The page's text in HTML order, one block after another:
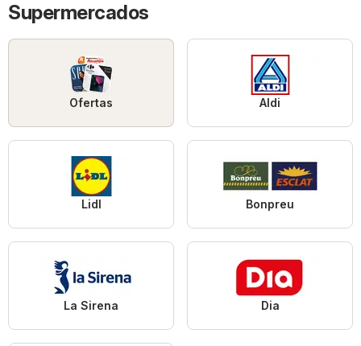
Supermercados
Ofertas Aldi
Lidl Bonpreu
La Sirena Dia